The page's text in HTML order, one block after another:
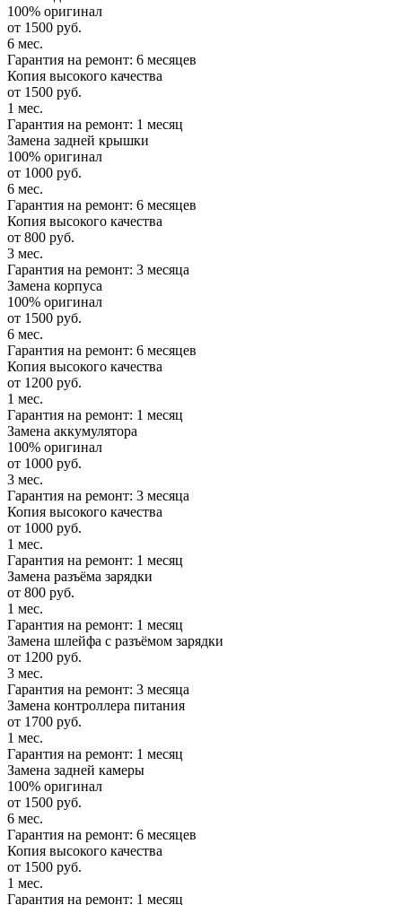
100% оригинал
от 1500 руб.
6 мес.
Гарантия на ремонт: 6 месяцев
Копия высокого качества
от 1500 руб.
1 мес.
Гарантия на ремонт: 1 месяц
Замена задней крышки
100% оригинал
от 1000 руб.
6 мес.
Гарантия на ремонт: 6 месяцев
Копия высокого качества
от 800 руб.
3 мес.
Гарантия на ремонт: 3 месяца
Замена корпуса
100% оригинал
от 1500 руб.
6 мес.
Гарантия на ремонт: 6 месяцев
Копия высокого качества
от 1200 руб.
1 мес.
Гарантия на ремонт: 1 месяц
Замена аккумулятора
100% оригинал
от 1000 руб.
3 мес.
Гарантия на ремонт: 3 месяца
Копия высокого качества
от 1000 руб.
1 мес.
Гарантия на ремонт: 1 месяц
Замена разъёма зарядки
от 800 руб.
1 мес.
Гарантия на ремонт: 1 месяц
Замена шлейфа с разъёмом зарядки
от 1200 руб.
3 мес.
Гарантия на ремонт: 3 месяца
Замена контроллера питания
от 1700 руб.
1 мес.
Гарантия на ремонт: 1 месяц
Замена задней камеры
100% оригинал
от 1500 руб.
6 мес.
Гарантия на ремонт: 6 месяцев
Копия высокого качества
от 1500 руб.
1 мес.
Гарантия на ремонт: 1 месяц